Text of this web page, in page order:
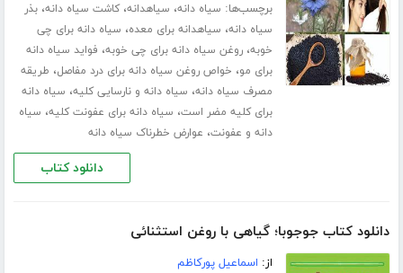
برچسب‌ها: سیاه دانه، سیاهدانه،کاشت سیاه دانه،بذر
سیاه دانه، سیاهدانه برای معده، سیاه دانه برای چی
خوبه،روغن سیاه دانه برای چی خوبه، فواید سیاه دانه
برای مو، خواص روغن سیاه دانه برای درد مفاصل، طریقه
مصرف سیاه دانه، سیاه دانه و نارسایی کلیه، سیاه دانه
برای کلیه مضر است، سیاه دانه برای عفونت کلیه، سیاه
دانه و عفونت، عوارض خطرناک سیاه دانه
دانلود کتاب
دانلود کتاب جوجوبا؛ گیاهی با روغن استثنائی
از: اسماعیل پورکاظم